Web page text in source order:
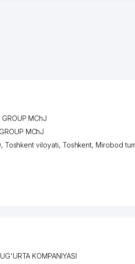
MChJ
MChJ
Toshkent viloyati, Toshkent, Mirobod
KOMPANIYASI